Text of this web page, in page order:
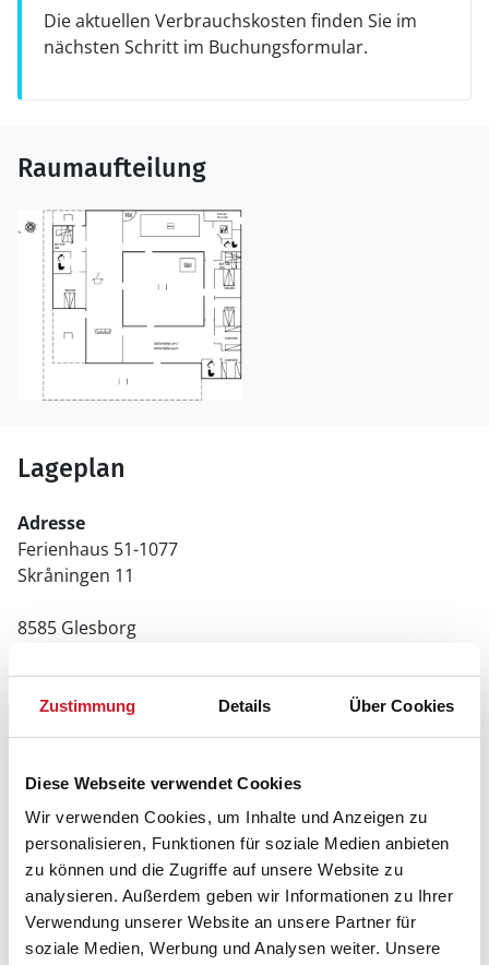
Zustimmung Details Über Cookies
Diese Webseite verwendet Cookies
Wir verwenden Cookies, um Inhalte und Anzeigen zu
personalisieren, Funktionen für soziale Medien anbieten
zu können und die Zugriffe auf unsere Website zu
analysieren. Außerdem geben wir Informationen zu Ihrer
Verwendung unserer Website an unsere Partner für
soziale Medien, Werbung und Analysen weiter. Unsere
Die aktuellen Verbrauchskosten finden Sie im
nächsten Schritt im Buchungsformular.
Raumaufteilung
Lageplan
Adresse
Ferienhaus 51-1077
Skråningen 11
8585 Glesborg